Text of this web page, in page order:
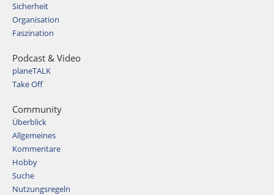
Sicherheit
Organisation
Faszination
Podcast & Video
planeTALK
Take Off
Community
Überblick
Allgemeines
Kommentare
Hobby
Suche
Nutzungsregeln